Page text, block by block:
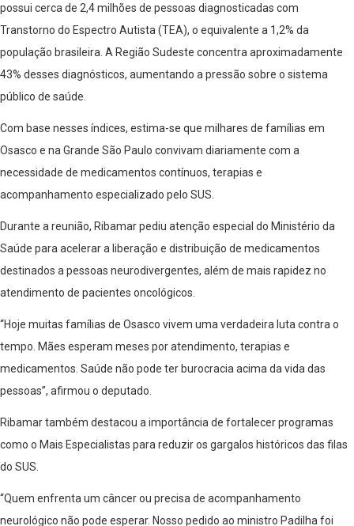
possui cerca de 2,4 milhões de pessoas diagnosticadas com
Transtorno do Espectro Autista (TEA), o equivalente a 1,2% da
população brasileira. A Região Sudeste concentra aproximadamente
43% desses diagnósticos, aumentando a pressão sobre o sistema
público de saúde.
Com base nesses índices, estima-se que milhares de famílias em
Osasco e na Grande São Paulo convivam diariamente com a
necessidade de medicamentos contínuos, terapias e
acompanhamento especializado pelo SUS.
Durante a reunião, Ribamar pediu atenção especial do Ministério da
Saúde para acelerar a liberação e distribuição de medicamentos
destinados a pessoas neurodivergentes, além de mais rapidez no
atendimento de pacientes oncológicos.
“Hoje muitas famílias de Osasco vivem uma verdadeira luta contra o
tempo. Mães esperam meses por atendimento, terapias e
medicamentos. Saúde não pode ter burocracia acima da vida das
pessoas”, afirmou o deputado.
Ribamar também destacou a importância de fortalecer programas
como o Mais Especialistas para reduzir os gargalos históricos das filas
do SUS.
“Quem enfrenta um câncer ou precisa de acompanhamento
neurológico não pode esperar. Nosso pedido ao ministro Padilha foi